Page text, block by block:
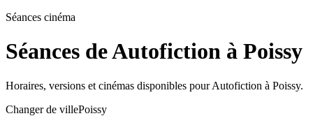
Séances cinéma
Séances de Autofiction à Poissy
Horaires, versions et cinémas disponibles pour Autofiction à Poissy.
Changer de villePoissy